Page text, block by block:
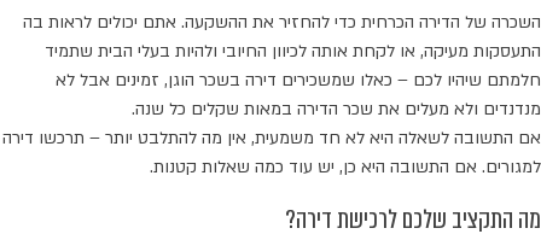
השכרה של הדירה הכרחית כדי להחזיר את ההשקעה. אתם יכולים לראות בה
התעסקות מעיקה, או לקחת אותה לכיוון החיובי ולהיות בעלי הבית שתמיד
חלמתם שיהיו לכם – כאלו שמשכירים דירה בשכר הוגן, זמינים אבל לא
מנדנדים ולא מעלים את שכר הדירה במאות שקלים כל שנה.
אם התשובה לשאלה היא לא חד משמעית, אין מה להתלבט יותר – תרכשו דירה
למגורים. אם התשובה היא כן, יש עוד כמה שאלות קטנות.
מה התקציב שלכם לרכישת דירה?